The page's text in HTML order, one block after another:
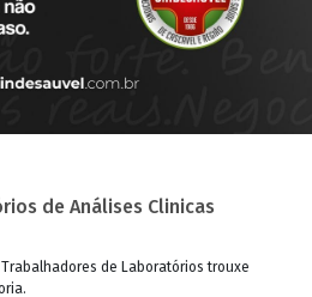
de Análises Clinicas
de Laboratórios trouxe